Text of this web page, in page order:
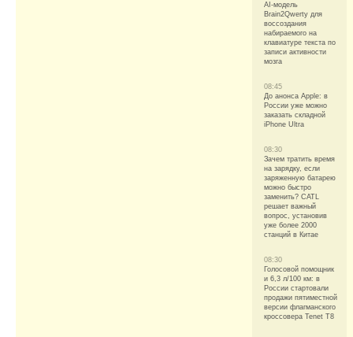
AI-модель
Brain2Qwerty для
воссоздания
набираемого на
клавиатуре текста по
записи активности
мозга
08:45
До анонса Apple: в
России уже можно
заказать складной
iPhone Ultra
08:30
Зачем тратить время
на зарядку, если
заряженную батарею
можно быстро
заменить? CATL
решает важный
вопрос, установив
уже более 2000
станций в Китае
08:30
Голосовой помощник
и 6,3 л/100 км: в
России стартовали
продажи пятиместной
версии флагманского
кроссовера Tenet T8